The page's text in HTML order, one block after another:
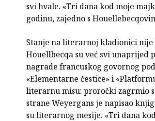
svi hvale. «Tri dana kod moje
godinu, zajedno s
Stanje na literarnoj kladionici nije
Houellbecqa su već svi unaprijed
nagrade francuskog govornog
«Elementarne čestice» i
literarnu misu: proročki zagrmio
strane Weyergans je napisao
su literarnog mesije. «Tri dana